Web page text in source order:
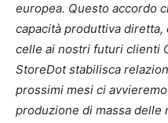
europea. Questo accordo
capacità produttiva
celle ai nostri futuri clienti
StoreDot stabilisca
prossimi mesi ci
produzione di massa delle